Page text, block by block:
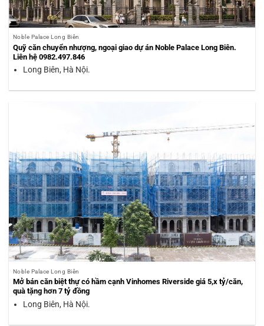
Noble Palace Long Biên
Quỹ căn chuyển nhượng, ngoại giao dự án Noble Palace Long Biên.
Liên hệ 0982.497.846
Long Biên, Hà Nội.
Noble Palace Long Biên
Mở bán căn biệt thự có hầm cạnh Vinhomes Riverside giá 5,x tỷ/căn,
quà tặng hơn 7 tỷ đồng
Long Biên, Hà Nội.